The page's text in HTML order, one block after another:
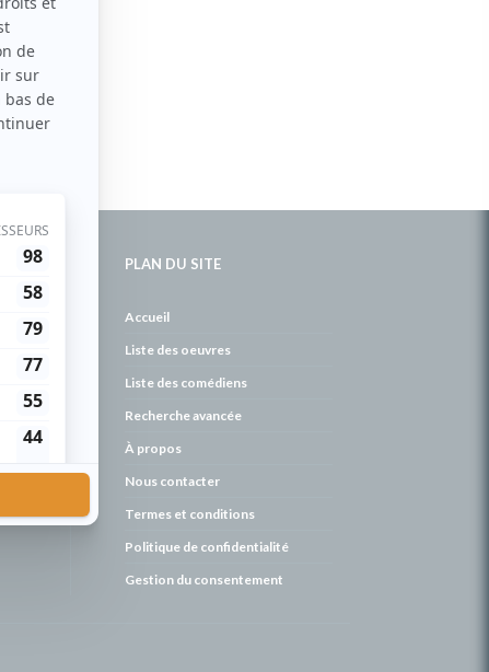
PLAN DU SITE
Accueil
Liste des oeuvres
Liste des comédiens
Recherche avancée
À propos
Nous contacter
Termes et conditions
Politique de confidentialité
Gestion du consentement